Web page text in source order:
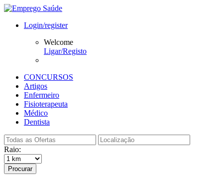
Login/register
Welcome
Ligar/Registo
CONCURSOS
Artigos
Enfermeiro
Fisioterapeuta
Médico
Dentista
Raio:
Procurar